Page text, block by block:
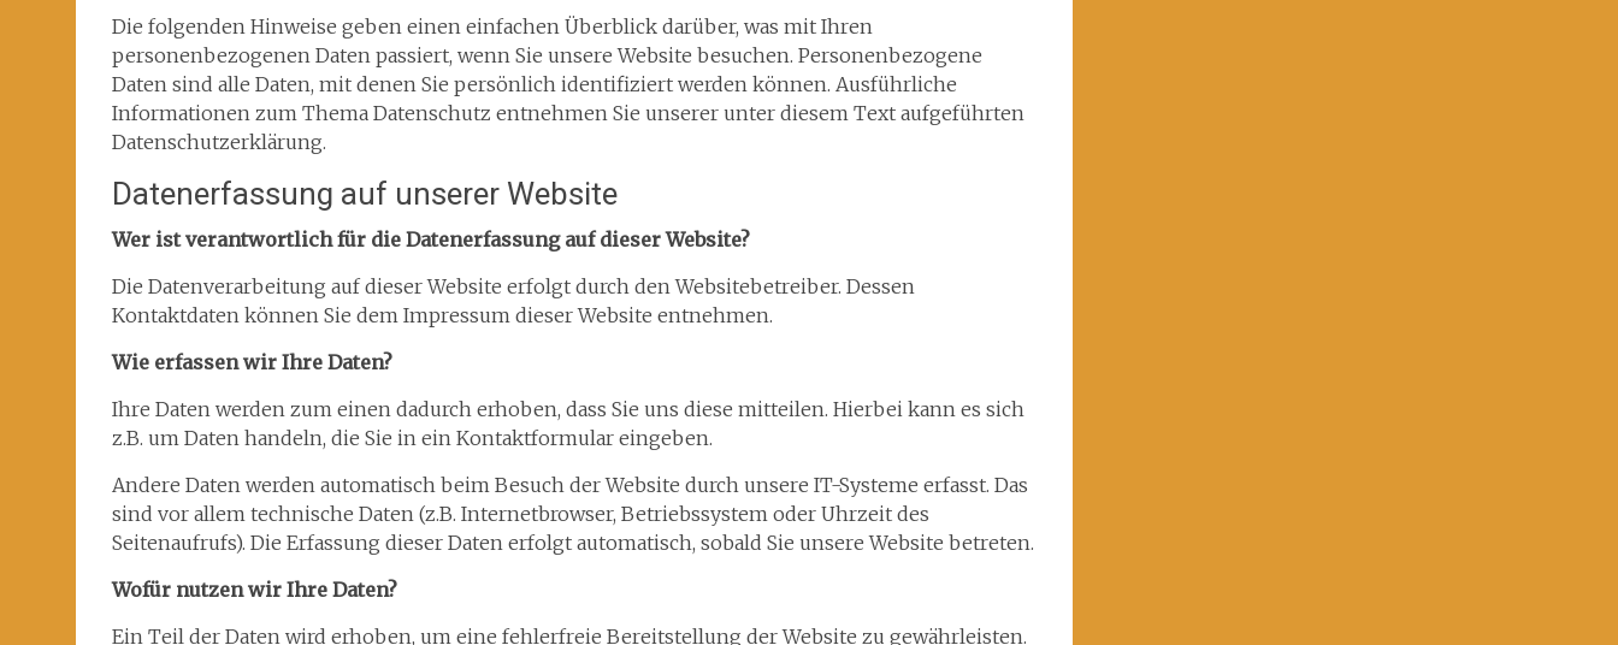
Die folgenden Hinweise geben einen einfachen Überblick darüber, was mit Ihren
personenbezogenen Daten passiert, wenn Sie unsere Website besuchen. Personenbezogene
Daten sind alle Daten, mit denen Sie persönlich identifiziert werden können. Ausführliche
Informationen zum Thema Datenschutz entnehmen Sie unserer unter diesem Text aufgeführten
Datenschutzerklärung.
Datenerfassung auf unserer Website
Wer ist verantwortlich für die Datenerfassung auf dieser Website?
Die Datenverarbeitung auf dieser Website erfolgt durch den Websitebetreiber. Dessen
Kontaktdaten können Sie dem Impressum dieser Website entnehmen.
Wie erfassen wir Ihre Daten?
Ihre Daten werden zum einen dadurch erhoben, dass Sie uns diese mitteilen. Hierbei kann es sich
z.B. um Daten handeln, die Sie in ein Kontaktformular eingeben.
Andere Daten werden automatisch beim Besuch der Website durch unsere IT-Systeme erfasst. Das
sind vor allem technische Daten (z.B. Internetbrowser, Betriebssystem oder Uhrzeit des
Seitenaufrufs). Die Erfassung dieser Daten erfolgt automatisch, sobald Sie unsere Website betreten.
Wofür nutzen wir Ihre Daten?
Ein Teil der Daten wird erhoben, um eine fehlerfreie Bereitstellung der Website zu gewährleisten.